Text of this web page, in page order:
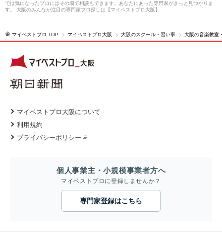
では気になったプロにはその場で相談もできます。あなたにあった専門家がきっと見つかりま
す。 大阪のみんなが注目の専門家プロ探しは【マイベストプロ大阪】
マイベストプロ TOP マイベストプロ大阪 大阪のスクール・習い事 大阪の音楽教室
マイベストプロ大阪について
利用規約
プライバシーポリシー
個人事業主・小規模事業者方へ
マイベストプロに登録しませんか？
専門家登録はこちら